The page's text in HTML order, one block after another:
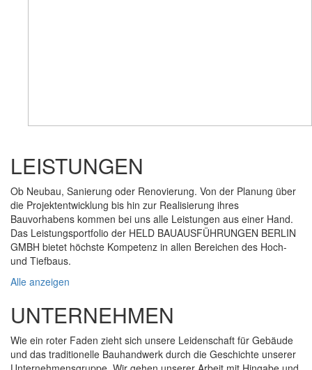
LEISTUNGEN
Ob Neubau, Sanierung oder Renovierung. Von der Planung über
die Projektentwicklung bis hin zur Realisierung ihres
Bauvorhabens kommen bei uns alle Leistungen aus einer Hand.
Das Leistungsportfolio der HELD BAUAUSFÜHRUNGEN BERLIN
GMBH bietet höchste Kompetenz in allen Bereichen des Hoch-
und Tiefbaus.
Alle anzeigen
UNTERNEHMEN
Wie ein roter Faden zieht sich unsere Leidenschaft für Gebäude
und das traditionelle Bauhandwerk durch die Geschichte unserer